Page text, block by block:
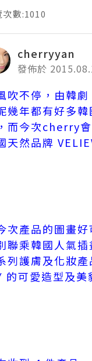
次數:1010
cherryyan
發佈於
吹不停，由韓
幾年都有好多
而今次cherry
天然品牌
次產品的圖畫
聯乘韓國人氣
列護膚及化妝
的可愛造型及